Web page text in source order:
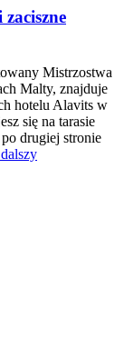
Mistrzostwa
Malty, znajduje
hotelu Alavits w
się na tarasie
drugiej stronie